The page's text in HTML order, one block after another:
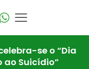
se o “Dia
ao Suicídio”